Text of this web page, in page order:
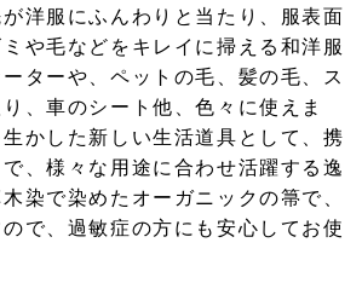
洋服にふんわりと当たり、服表面
や毛などをキレイに掃える和洋服
ターや、ペットの毛、髪の毛、ス
、車のシート他、色々に使えま
かした新しい生活道具として、携
、様々な用途に合わせ活躍する逸
染で染めたオーガニックの箒で、
で、過敏症の方にも安心してお使